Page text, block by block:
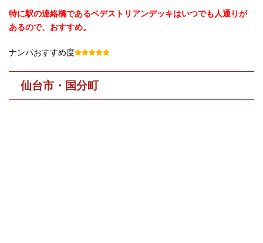
特に駅の連絡橋であるペデストリアンデッキはいつでも人通りが
あるので、おすすめ。
ナンパおすすめ度
仙台市・国分町